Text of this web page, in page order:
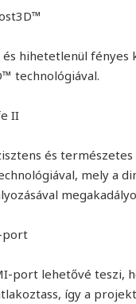
és hihetetlenül fényes
technológiával.
II
és
mely a
port
port lehetővé teszi,
így a